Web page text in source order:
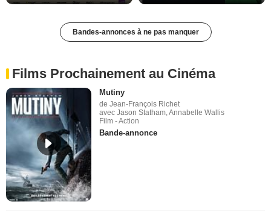
Bandes-annonces à ne pas manquer
Films Prochainement au Cinéma
Mutiny
de Jean-François Richet
avec Jason Statham, Annabelle Wallis
Film - Action
Bande-annonce